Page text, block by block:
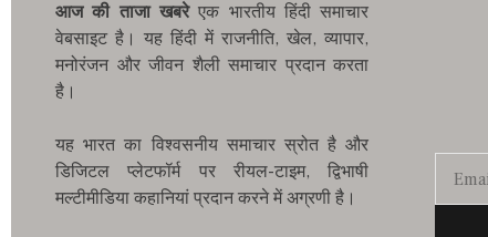
आज की ताजा खबरेएक भारतीय हिंदी समाचार
वेबसाइट है। यह हिंदी में राजनीति, खेल, व्यापार,
मनोरंजन और जीवन शैली समाचार प्रदान करता
है।
यह भारत का विश्वसनीय समाचार स्रोत है और
डिजिटल प्लेटफॉर्म पर रीयल-टाइम, द्विभाषी
मल्टीमीडिया कहानियां प्रदान करने में अग्रणी है।